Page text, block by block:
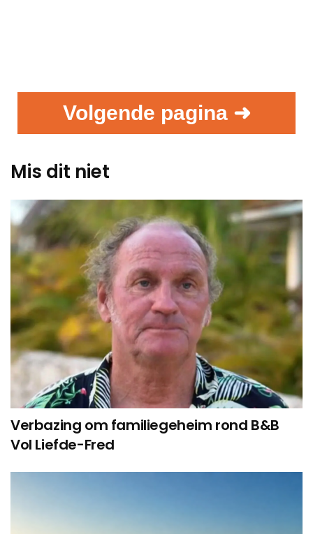
Volgende pagina ➜
Mis dit niet
Verbazing om familiegeheim rond B&B
Vol Liefde-Fred